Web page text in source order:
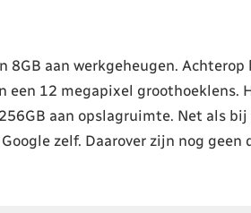
8GB aan werkgeheugen.
een 12 megapixel groothoeklens.
aan opslagruimte. Net als bij
zelf. Daarover zijn nog geen